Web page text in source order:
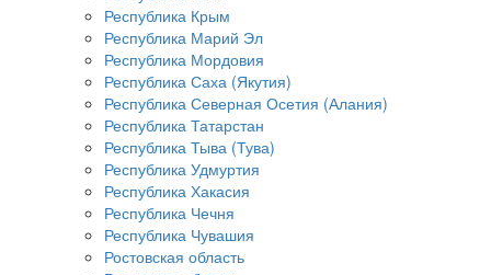
Республика Крым
Республика Марий Эл
Республика Мордовия
Республика Саха (Якутия)
Республика Северная Осетия (Алания)
Республика Татарстан
Республика Тыва (Тува)
Республика Удмуртия
Республика Хакасия
Республика Чечня
Республика Чувашия
Ростовская область